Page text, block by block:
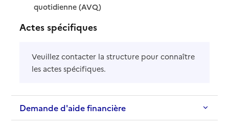
quotidienne (AVQ): disponible
: non disponible
Actes spécifiques
Veuillez contacter la structure pour connaître
les actes spécifiques.
Demande d'aide financière